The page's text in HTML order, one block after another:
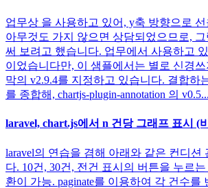
업무상 을 사용하고 있어, y축 방향으로
아무것도 가지 않으면 상담되었으므로,
써 보려고 했습니다. 업무에서 사용하고 있
이었습니다만, 이 샘플에서는 별로 신경쓰
막의 v2.9.4를 지정하고 있습니다. 결합하
를 종합해, chartjs-plugin-annotation 의 v0.5...
laravel, chart.js에서 n 건당 그래프 표시 (
laravel의 연습을 겸해 아래와 같은 컨디션
다. 10건, 30건, 전건 표시의 버튼을 누르
환이 가능. paginate를 이용하여 각 건수를